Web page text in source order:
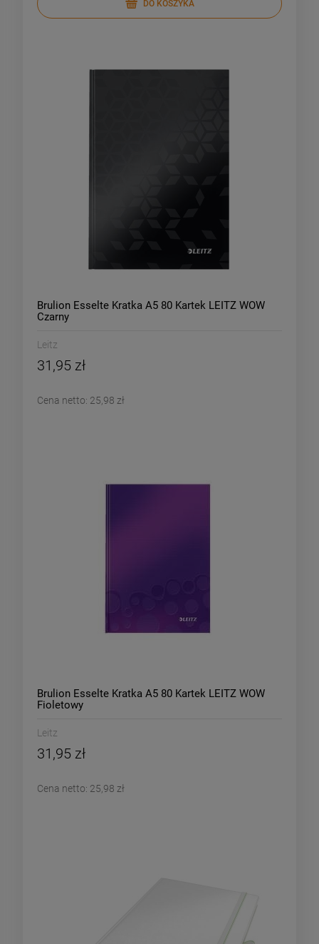
DO KOSZYKA
Brulion Esselte Kratka A5 80 Kartek LEITZ WOW
Czarny
Leitz
31,95 zł
Cena netto: 25,98 zł
Brulion Esselte Kratka A5 80 Kartek LEITZ WOW
Fioletowy
Leitz
31,95 zł
Cena netto: 25,98 zł